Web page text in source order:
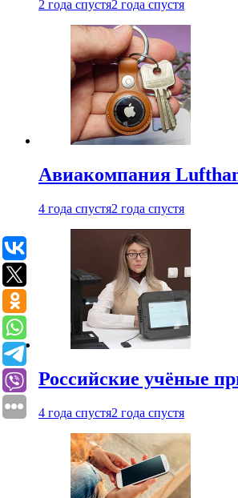
2 года спустя2 года спустя
Авиакомпания
4 года спустя2 года спустя
Российские учёные
4 года спустя2 года спустя